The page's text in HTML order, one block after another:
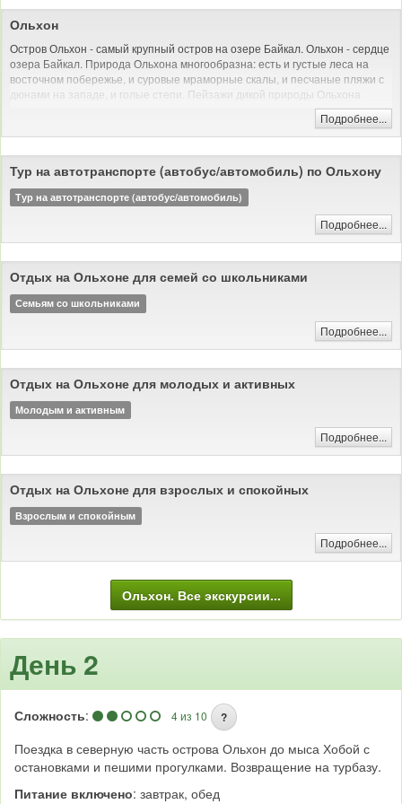
генерал-губернаторства. В пожаре 1879 года был сильно разрушен.
Иркутска внесён в предварительный список Всемирного наследия
ЮНЕСКО.
Ольхон
Остров Ольхон - самый крупный остров на озере Байкал. Ольхон - сердце
озера Байкал. Природа Ольхона многообразна: есть и густые леса на
восточном побережье, и суровые мраморные скалы, и песчаные пляжи с
дюнами на западе, и голые степи. Пейзажи дикой природы Ольхона
красивы и величественны - недаром он ежегодно привлекает тысячи
Подробнее...
Тур на автотранспорте (автобус/автомобиль) по Ольхону
Тур на автотранспорте (автобус/автомобиль)
Подробнее...
Отдых на Ольхоне для семей со школьниками
Семьям со школьниками
Подробнее...
Отдых на Ольхоне для молодых и активных
Молодым и активным
Подробнее...
Отдых на Ольхоне для взрослых и спокойных
Взрослым и спокойным
Подробнее...
Ольхон. Все экскурсии...
День 2
Сложность: 4 из 10 ?
Поездка в северную часть острова Ольхон до мыса Хобой с
остановками и пешими прогулками. Возвращение на турбазу.
Питание включено: завтрак, обед